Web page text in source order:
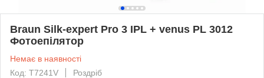
Braun Silk-expert Pro 3 IPL + venus PL 3012
Фотоепілятор
Немає в наявності
Код: T7241V
Роздріб